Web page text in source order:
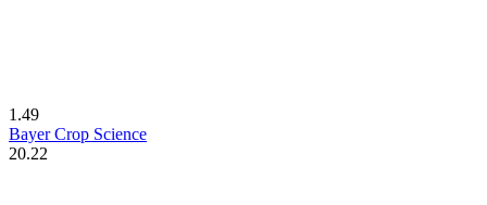
1.49
Bayer Crop Science
20.22